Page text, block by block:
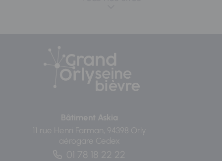
Bâtiment Askia
11 rue Henri Farman, 94398 Orly
aérogare Cedex
01 78 18 22 22